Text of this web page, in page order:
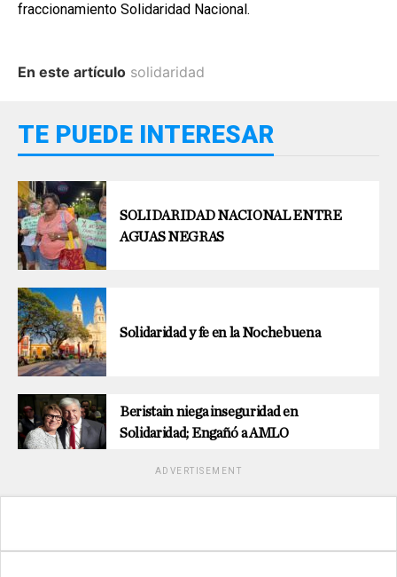
fraccionamiento Solidaridad Nacional.
En este artículo solidaridad
TE PUEDE INTERESAR
SOLIDARIDAD NACIONAL ENTRE
AGUAS NEGRAS
Solidaridad y fe en la Nochebuena
Beristain niega inseguridad en
Solidaridad; Engañó a AMLO
ADVERTISEMENT